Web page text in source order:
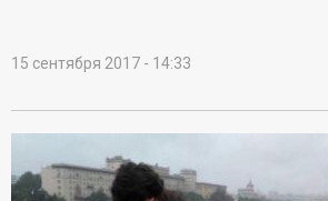
15 сентября 2017 - 14:33